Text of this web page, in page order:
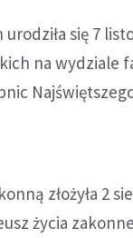
urodziła się 7
na wydziale
złożyła 2
życia